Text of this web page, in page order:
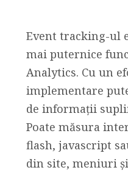
Event tracking-ul
mai puternice
Analytics. Cu un
implementare
de informații
Poate măsura
flash, javascript
din site, meniuri